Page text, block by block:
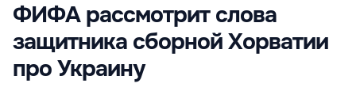
ФИФА рассмотрит слова
защитника сборной Хорватии
про Украину